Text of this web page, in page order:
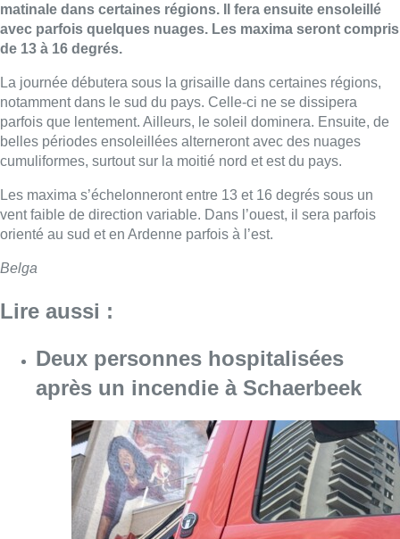
matinale dans certaines régions. Il fera ensuite ensoleillé
avec parfois quelques nuages. Les maxima seront compris
de 13 à 16 degrés.
La journée débutera sous la grisaille dans certaines régions,
notamment dans le sud du pays. Celle-ci ne se dissipera
parfois que lentement. Ailleurs, le soleil dominera. Ensuite, de
belles périodes ensoleillées alterneront avec des nuages
cumuliformes, surtout sur la moitié nord et est du pays.
Les maxima s’échelonneront entre 13 et 16 degrés sous un
vent faible de direction variable. Dans l’ouest, il sera parfois
orienté au sud et en Ardenne parfois à l’est.
Belga
Lire aussi :
Deux personnes hospitalisées
après un incendie à Schaerbeek